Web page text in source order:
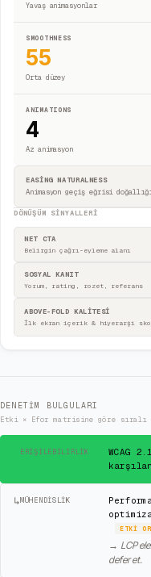
Yavaş animasyonlar
SMOOTHNESS
55
Orta düzey
ANIMATIONS
4
Az animasyon
EASING NATURALNESS
Animasyon geçiş eğrisi
DÖNÜŞÜM SINYALLERI
NET CTA
Belirgin çağrı-eyleme alanı
SOSYAL KANIT
Yorum, rating, rozet, referans
ABOVE-FOLD KALİTESİ
İlk ekran içerik & hiyerarşi
DENETIM BULGULARI
Etki × Efor matrisine göre
ERIŞILEBILIRLIK
WCAG
↳MÜHENDISLIK
ETKI
→ LCP
defer et.